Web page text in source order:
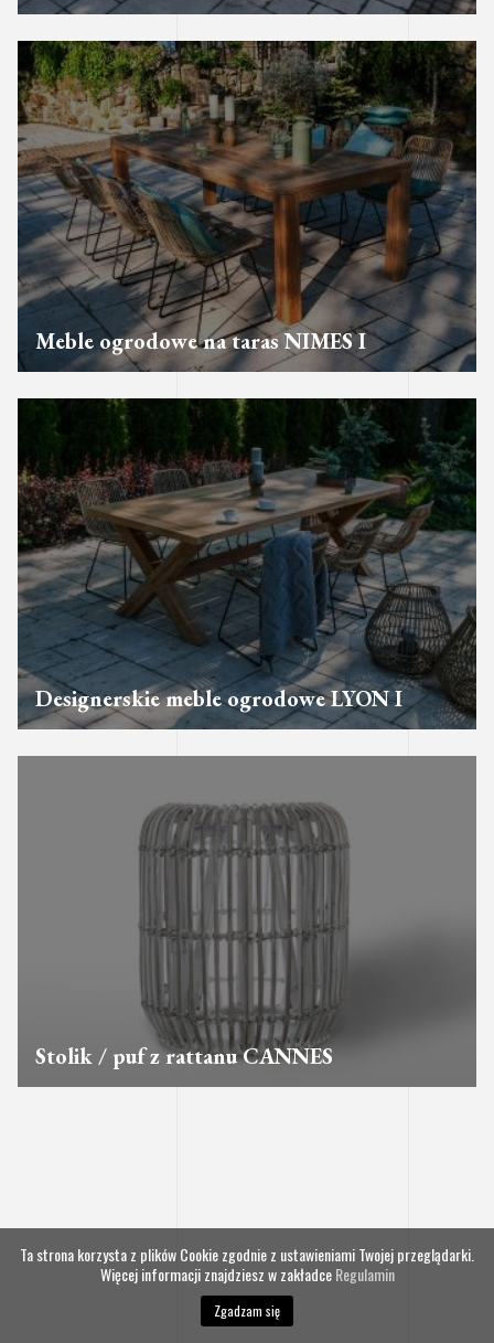
Meble ogrodowe na taras NIMES I
Designerskie meble ogrodowe LYON I
Stolik / puf z rattanu CANNES
Ta strona korzysta z plików Cookie zgodnie z ustawieniami Twojej przeglądarki.
Więcej informacji znajdziesz w zakładceRegulamin
Zgadzam się